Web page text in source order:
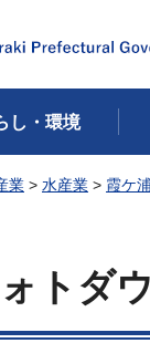
し・環境
業 > 水産業 > 霞ケ
トダ